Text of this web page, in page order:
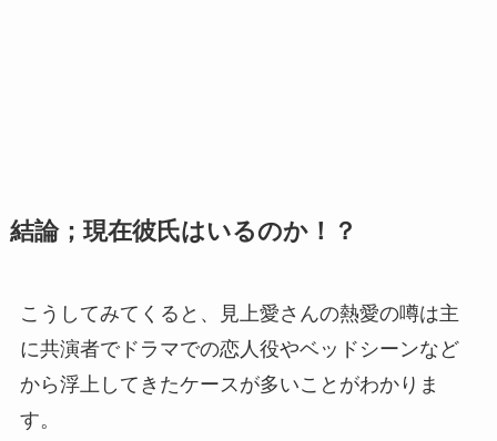
結論；現在彼氏はいるのか！？
こうしてみてくると、見上愛さんの熱愛の噂は主
に共演者でドラマでの恋人役やベッドシーンなど
から浮上してきたケースが多いことがわかりま
す。